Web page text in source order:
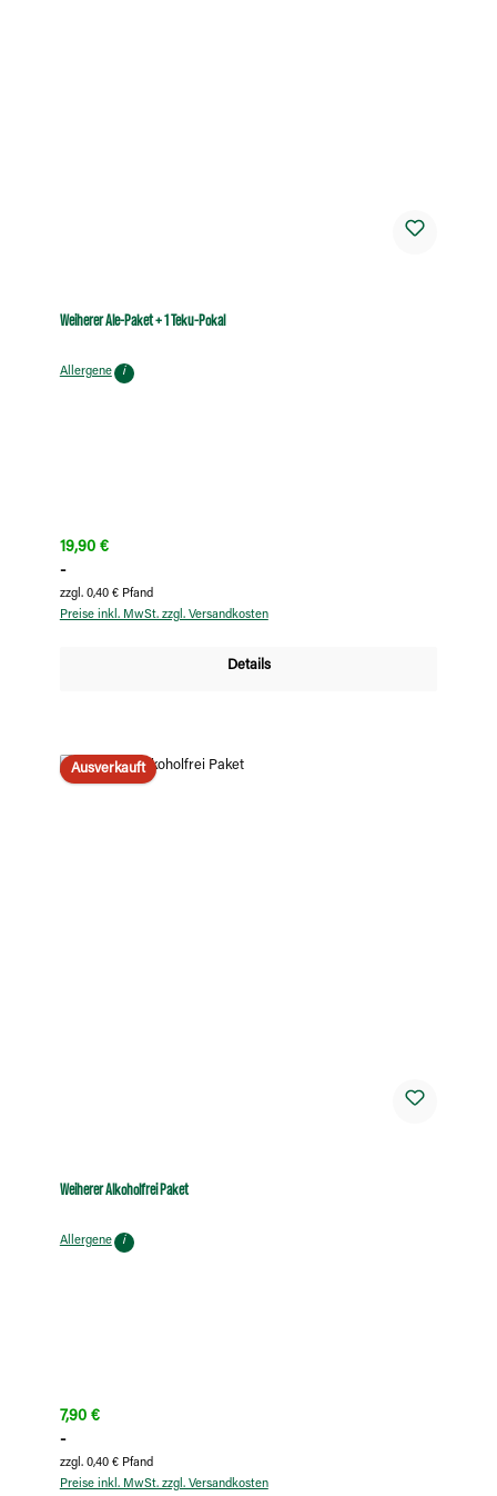
Weiherer Ale-Paket + 1 Teku-Pokal
Allergene i
Regulärer Preis:
19,90 €
-
zzgl. 0,40 € Pfand
Preise inkl. MwSt. zzgl. Versandkosten
Details
Ausverkauft
Weiherer Alkoholfrei Paket
Allergene i
Regulärer Preis:
7,90 €
-
zzgl. 0,40 € Pfand
Preise inkl. MwSt. zzgl. Versandkosten